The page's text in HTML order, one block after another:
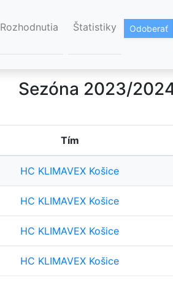
Rozhodnutia Štatistiky
Odoberať
Sezóna 2023/
Tím
HC KLIMAVEX Košice
HC KLIMAVEX Košice
HC KLIMAVEX Košice
HC KLIMAVEX Košice